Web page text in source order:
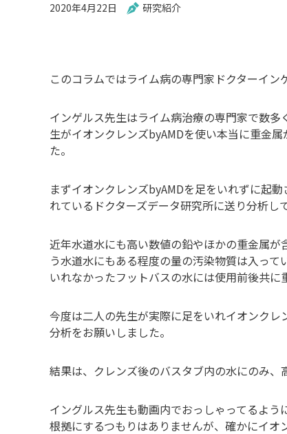
2020年4月22日 研究紹介
このコラムではライム病の専門家ドクターイン
インゲルス先生はライム病治療の専門家で数
生がイオンクレンズbyAMDを使い本当に重金
た。
まずイオンクレンズbyAMDを足をいれずに起
れているドクターズデータ研究所に送り分析し
近年水道水にも高い数値の鉛やほかの重金属
う水道水にもある程度の量の汚染物質は入っ
いれなかったフットバスの水には使用前後共に
今度は二人の先生が実際に足をいれイオンク
分析をお願いしました。
結果は、クレンズ後のバスタブ内の水にのみ、
イングルス先生も動画内でおっしゃってるよ
根拠にするつもりはありませんが、確かにイ